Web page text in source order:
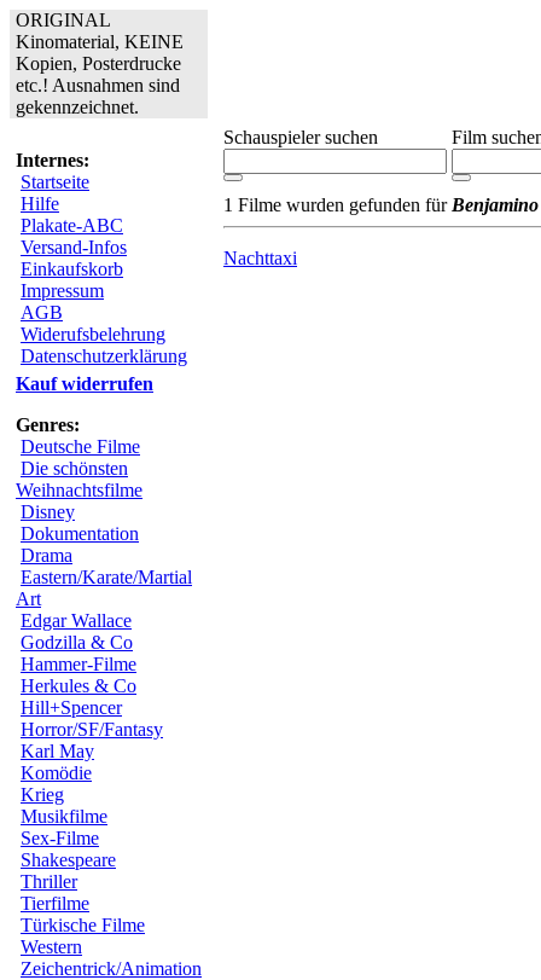
ORIGINAL
Kinomaterial, KEINE
Kopien, Posterdrucke
etc.! Ausnahmen sind
gekennzeichnet.
Internes:
Startseite
Hilfe
Plakate-ABC
Versand-Infos
Einkaufskorb
Impressum
AGB
Widerufsbelehrung
Datenschutzerklärung
Kauf widerrufen
Genres:
Deutsche Filme
Die schönsten
Weihnachtsfilme
Disney
Dokumentation
Drama
Eastern/Karate/Martial
Art
Edgar Wallace
Godzilla & Co
Hammer-Filme
Herkules & Co
Hill+Spencer
Horror/SF/Fantasy
Karl May
Komödie
Krieg
Musikfilme
Sex-Filme
Shakespeare
Thriller
Tierfilme
Türkische Filme
Western
Zeichentrick/Animation
Schauspieler suchen Film
1 Filme wurden gefunden für
Nachttaxi